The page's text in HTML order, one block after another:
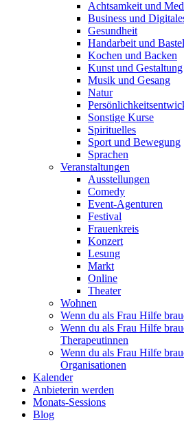
Achtsamkeit und
Business und
Gesundheit
Handarbeit und
Kochen und Backen
Kunst und Gestaltung
Musik und Gesang
Natur
Sonstige Kurse
Spirituelles
Sport und Bewegung
Sprachen
Veranstaltungen
Ausstellungen
Comedy
Event-Agenturen
Festival
Frauenkreis
Konzert
Lesung
Markt
Online
Theater
Wohnen
Wenn du als Frau Hilfe
Wenn du als Frau Hilfe
Therapeutinnen
Wenn du als Frau Hilfe
Organisationen
Kalender
Anbieterin werden
Monats-Sessions
Blog